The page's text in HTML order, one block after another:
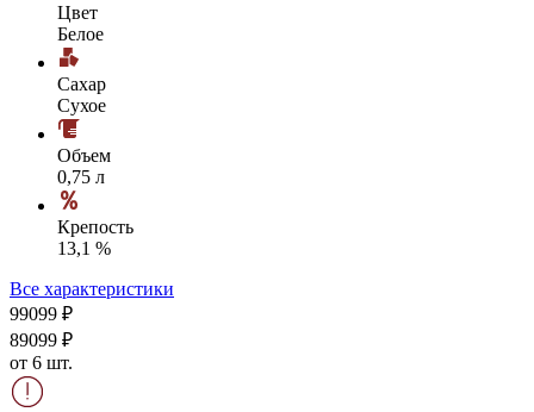
Цвет
Белое
Сахар
Сухое
Объем
0,75 л
Крепость
13,1 %
Все характеристики
99099 ₽
89099 ₽
от 6 шт.